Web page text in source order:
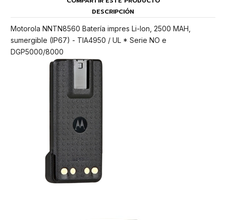
DESCRIPCIÓN
Motorola NNTN8560 Batería impres Li-Ion, 2500 MAH,
sumergible (IP67) - TIA4950 / UL * Serie NO e
DGP5000/8000